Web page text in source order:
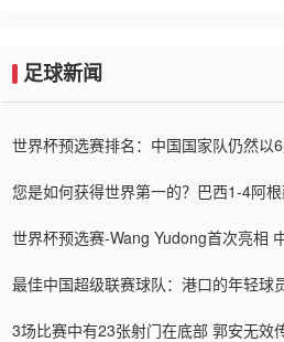
足球新闻
世界杯预选赛排名：中国国家队仍然以
您是如何获得世界第一的？巴西1-4阿
世界杯预选赛-Wang Yudong首次亮相
最佳中国超级联赛球队：港口的年轻球
3场比赛中有23张射门在底部 郭安无效